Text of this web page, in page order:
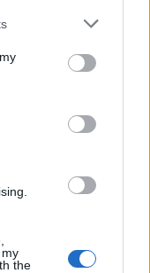
the
zvýšil o
od ledna do konce
in hybridy rostly o
se zvýšil o 27,4
automobilů.
bránou oheň,